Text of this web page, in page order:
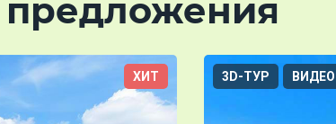
ХИТ 3D-ТУР ВИДЕО